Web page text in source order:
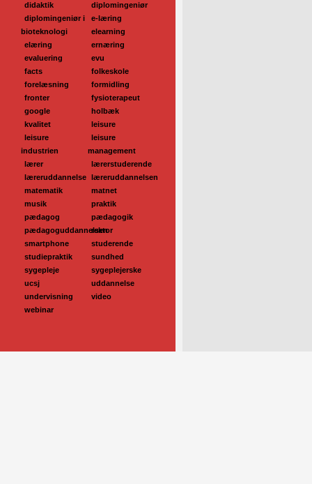
didaktik
diplomingeniør
diplomingeniør i
bioteknologi
e-læring
elearning
elæring
ernæring
evaluering
evu
facts
folkeskole
forelæsning
formidling
fronter
fysioterapeut
google
holbæk
kvalitet
leisure
leisure
industrien
leisure
management
lærer
lærerstuderende
læreruddannelse læreruddannelsen
matematik
matnet
musik
praktik
pædagog
pædagogik
pædagoguddannelsen
rektor
smartphone
studerende
studiepraktik
sundhed
sygepleje
sygeplejerske
ucsj
uddannelse
undervisning
video
webinar